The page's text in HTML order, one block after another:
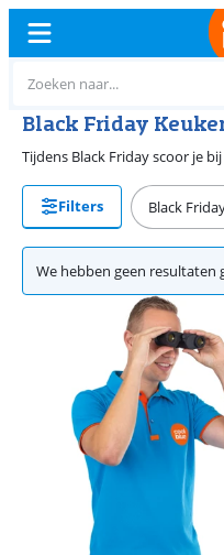
Black Friday
Filters Black
We hebben geen resultaten